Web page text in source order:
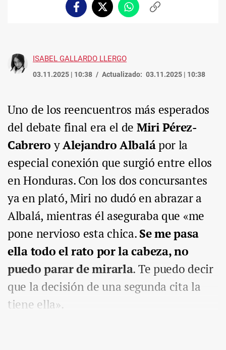
FacebookTwitterWhatsappCopiar
ISABEL GALLARDO LLERGO
03.11.2025 | 10:38 Actualizado: 03.11.2025 | 10:38
Uno de los reencuentros más esperados
del debate final era el de Miri Pérez-
CabreroyAlejandro Albalápor la
especial conexión que surgió entre ellos
en Honduras. Con los dos concursantes
ya en plató, Miri no dudó en abrazar a
Albalá, mientras él aseguraba que «me
pone nervioso esta chica.Se me pasa
ella todo el rato por la cabeza, no
puedo parar de mirarla. Te puedo decir
que la decisión de una segunda cita la
tiene ella».